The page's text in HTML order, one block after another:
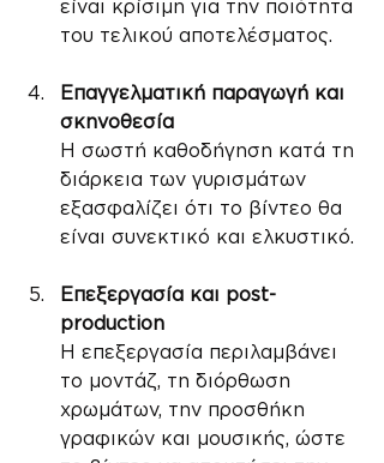
είναι κρίσιμη για την ποιότητα
του τελικού αποτελέσματος.
Επαγγελματική παραγωγή και
σκηνοθεσία
Η σωστή καθοδήγηση κατά τη
διάρκεια των γυρισμάτων
εξασφαλίζει ότι το βίντεο θα
είναι συνεκτικό και ελκυστικό.
Επεξεργασία και post-
production
Η επεξεργασία περιλαμβάνει
το μοντάζ, τη διόρθωση
χρωμάτων, την προσθήκη
γραφικών και μουσικής, ώστε